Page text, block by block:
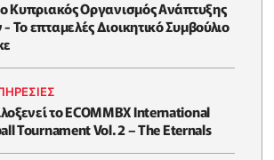
ο Κυπριακός Οργανισμός Ανάπτυξης
To επταμελές Διοικητικό Συμβούλιο
το ECOMMBX International
Tournament Vol. 2 – The Eternals